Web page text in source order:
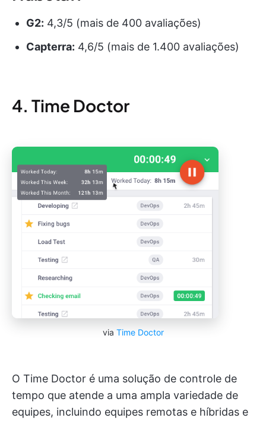
G2: 4,3/5 (mais de 400 avaliações)
Capterra: 4,6/5 (mais de 1.400 avaliações)
4. Time Doctor
via Time Doctor
O Time Doctor é uma solução de controle de
tempo que atende a uma ampla variedade de
equipes, incluindo equipes remotas e híbridas e